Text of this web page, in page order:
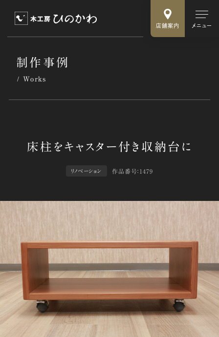
店舗案内 メニュー
制作事例
Works
リノベーション 作品番号：1479